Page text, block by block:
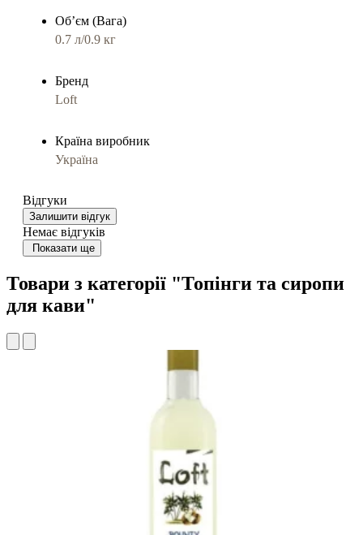
Обʼєм (Вага)
0.7 л/0.9 кг
Бренд
Loft
Країна виробник
Україна
Відгуки
Залишити відгук
Немає відгуків
Показати ще
Товари з категорії "Топінги та сиропи
для кави"